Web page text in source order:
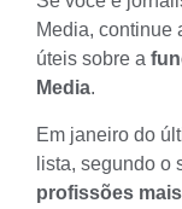
Media, continue
úteis sobre a
Media.
Em janeiro do
lista, segundo o
profissões